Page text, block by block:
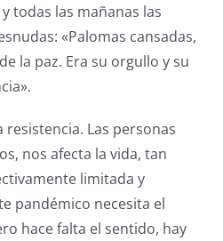
todas las mañanas las
«Palomas cansadas,
la paz. Era su orgullo y su
Las personas
nos afecta la vida, tan
limitada y
pandémico necesita el
hace falta el sentido, hay